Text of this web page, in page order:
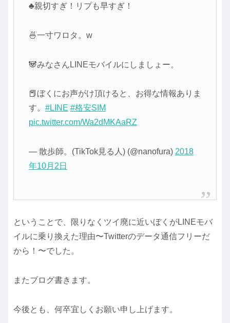
♣親切すぎ！リプも早すぎ！
🍜一寸ワロタ。w
🐼みなさんLINEモバイルにしましょー。
📕ぼくにお声がけ頂けると、お得な情報ありま
す。 #LINE #格安SIM
pic.twitter.com/Wa2dMKAaRZ
— 散歩師。(TikTok見る人) (@nanofura) 2018
年10月2日
ということで、限りなくツイ廃に近いぼくがLINEモバ
イルに乗り換えた理由〜Twitterのデータ通信フリーだ
から！〜でした。
またブログ書きます。
今後とも、何卒宜しくお願い申し上げます。